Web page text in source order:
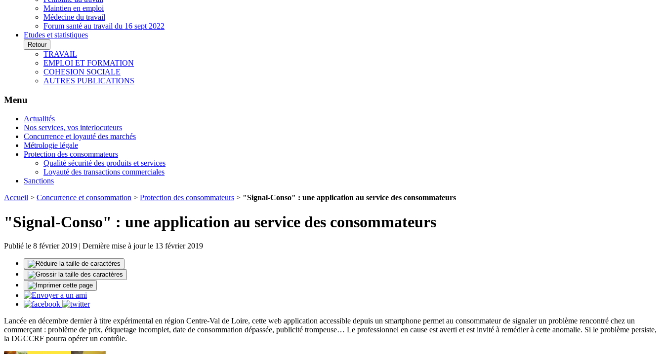
Maintien en emploi
Médecine du travail
Forum santé au travail du 16 sept 2022
Etudes et statistiques
Retour
TRAVAIL
EMPLOI ET FORMATION
COHESION SOCIALE
AUTRES PUBLICATIONS
Menu
Actualités
Nos services, vos interlocuteurs
Concurrence et loyauté des marchés
Métrologie légale
Protection des consommateurs
Qualité sécurité des produits et services
Loyauté des transactions commerciales
Sanctions
Accueil > Concurrence et consommation > Protection des consommateurs > "Signal-Conso" : une application au service des consommateurs
"Signal-Conso" : une application au service des consommateurs
Publié le 8 février 2019 | Dernière mise à jour le 13 février 2019
Lancée en décembre dernier à titre expérimental en région Centre-Val de Loire, cette web application accessible depuis un smartphone permet au consommateur de signaler un problème rencontré chez un
commerçant : problème de prix, étiquetage incomplet, date de consommation dépassée, publicité trompeuse… Le professionnel en cause est averti et est invité à remédier à cette anomalie. Si le problème persiste,
la DGCCRF pourra opérer un contrôle.